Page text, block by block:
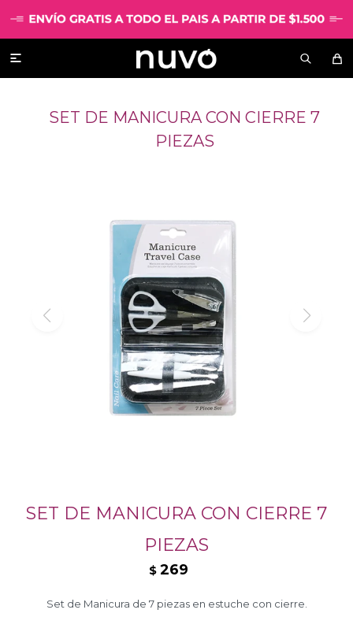

SET DE MANICURA CON CIERRE 7
PIEZAS
SET DE MANICURA CON CIERRE 7
PIEZAS
$ 269
Set de Manicura de 7 piezas en estuche con cierre.